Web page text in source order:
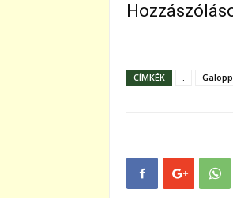
CÍMKÉK .